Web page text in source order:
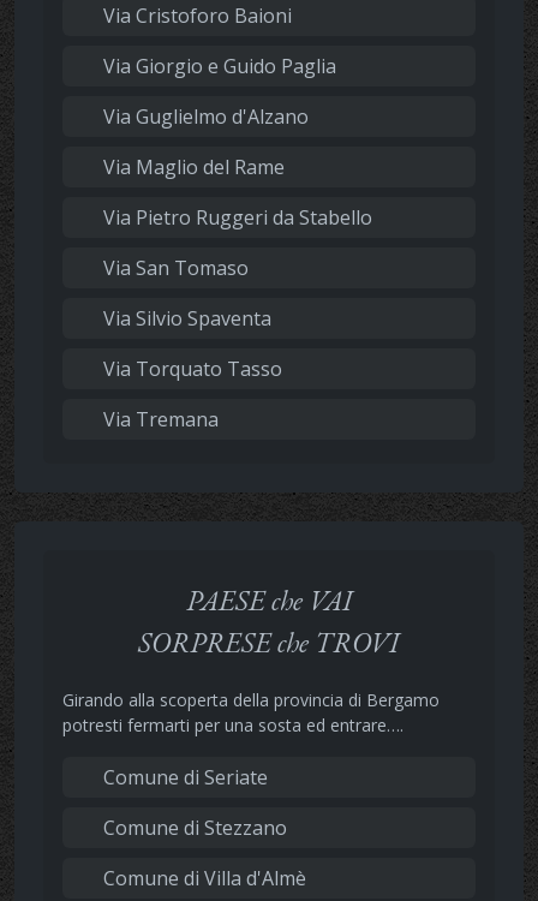
Via Cristoforo Baioni
Via Giorgio e Guido Paglia
Via Guglielmo d'Alzano
Via Maglio del Rame
Via Pietro Ruggeri da Stabello
Via San Tomaso
Via Silvio Spaventa
Via Torquato Tasso
Via Tremana
PAESE che VAI
SORPRESE che TROVI
Girando alla scoperta della provincia di Bergamo
potresti fermarti per una sosta ed entrare….
Comune di Seriate
Comune di Stezzano
Comune di Villa d'Almè